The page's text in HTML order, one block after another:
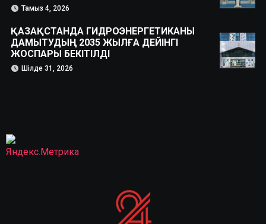
Тамыз 4, 2026
ҚАЗАҚСТАНДА ГИДРОЭНЕРГЕТИКАНЫ
ДАМЫТУДЫҢ 2035 ЖЫЛҒА ДЕЙІНГІ
ЖОСПАРЫ БЕКІТІЛДІ
Шілде 31, 2026